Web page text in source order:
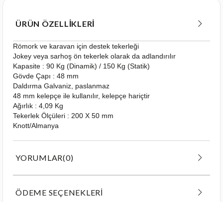
ÜRÜN ÖZELLIKLERI
Römork ve karavan için destek tekerleği
Jokey veya sarhoş ön tekerlek olarak da adlandırılır
Kapasite : 90 Kg (Dinamik) / 150 Kg (Statik)
Gövde Çapı : 48 mm
Daldırma Galvaniz, paslanmaz
48 mm kelepçe ile kullanılır, kelepçe hariçtir
Ağırlık : 4,09 Kg
Tekerlek Ölçüleri : 200 X 50 mm
Knott/Almanya
YORUMLAR(0)
ÖDEME SEÇENEKLERI